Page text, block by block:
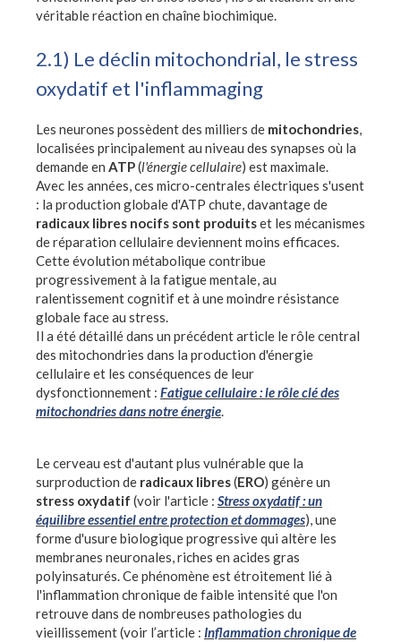
véritable réaction en chaîne biochimique.
2.1) Le déclin mitochondrial, le stress
oxydatif et l'inflammaging
Les neurones possèdent des milliers de mitochondries,
localisées principalement au niveau des synapses où la
demande en ATP(l'énergie cellulaire) est maximale.
Avec les années, ces micro-centrales électriques s'usent
: la production globale d'ATP chute, davantage de
radicaux libres nocifs sont produitset les mécanismes
de réparation cellulaire deviennent moins efficaces.
Cette évolution métabolique contribue
progressivement à la fatigue mentale, au
ralentissement cognitif et à une moindre résistance
globale face au stress.
Il a été détaillé dans un précédent article le rôle central
des mitochondries dans la production d'énergie
cellulaire et les conséquences de leur
dysfonctionnement : Fatigue cellulaire : le rôle clé des
mitochondries dans notre énergie.
Le cerveau est d'autant plus vulnérable que la
surproduction de radicaux libres(ERO) génère un
stress oxydatif (voir l'article : Stress oxydatif : un
équilibre essentiel entre protection et dommages), une
forme d'usure biologique progressive qui altère les
membranes neuronales, riches en acides gras
polyinsaturés. Ce phénomène est étroitement lié à
l'inflammation chronique de faible intensité que l'on
retrouve dans de nombreuses pathologies du
vieillissement (voir l’article : Inflammation chronique de